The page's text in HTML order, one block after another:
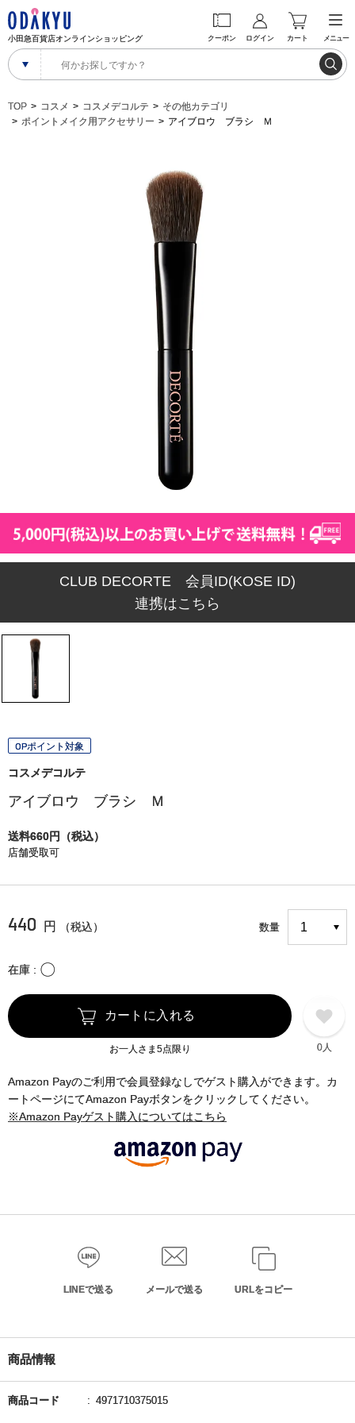
小田急百貨店オンラインショッピング クーポン ログイン カート メニュー
TOP コスメ コスメデコルテ
その他カテゴリ
ポイントメイク用アクセサリー
アイブロウ ブラシ Ｍ
CLUB DECORTE 会員ID(KOSE ID)
連携はこちら
OPポイント対象
コスメデコルテ
アイブロウ ブラシ Ｍ
送料660円（税込）
店舗受取可
440 円 （税込） 数量
在庫 〇
カートに入れる
お一人さま5点限り 0人
Amazon Payのご利用で会員登録なしでゲスト購入ができます。カ
ートページにてAmazon Payボタンをクリックしてください。
※Amazon Payゲスト購入についてはこちら
LINEで送る メールで送る URLをコピー
商品情報
商品コード 4971710375015